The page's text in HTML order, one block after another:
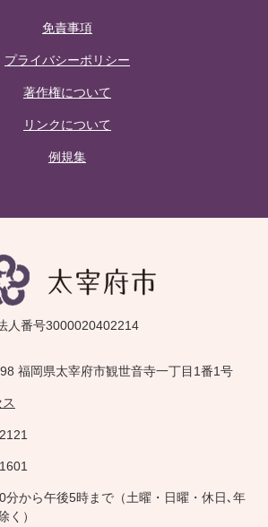
免責事項
プライバシーポリシー
著作権について
リンクについて
例規集
人番号3000020402214
福岡県太宰府市観世音寺一丁目1番1号
分から午後5時まで（土曜・日曜・休日､年
く）